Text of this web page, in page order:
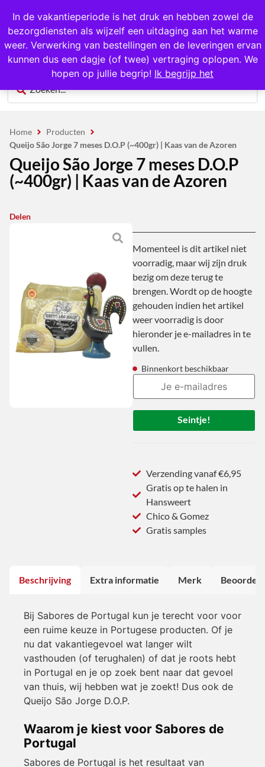
In de vakantieperiode is het druk en hebben zowel de
bezorgdiensten als wijzelf een uitdaging aan het warme
weer. Verwerking van bestellingen en de leveringen ervan
kunnen dus een dagje (of twee) vertraging oplopen. We
hopen op jullie begrip! Ik begrijp het
1000+ producten op voorraad
0
Home
Producten
Queijo São Jorge 7 meses D.O.P (~400gr) | Kaas van de Azoren
Queijo São Jorge 7 meses D.O.P
(~400gr) | Kaas van de Azoren
Delen
Momenteel is dit artikel niet
voorradig, maar wij zijn druk
bezig om deze terug te
brengen. Wordt op de hoogte
gehouden indien het artikel
weer voorradig is door
hieronder je e-mailadres in te
vullen.
Binnenkort beschikbaar
Seintje!
Verzending vanaf €6,95
Gratis op te halen in
Hansweert
Chico & Gomez
Gratis samples
Beschrijving Extra informatie Merk
Bij Sabores de Portugal kun je terecht voor voor
een ruime keuze in Portugese producten. Of je
nu dat vakantiegevoel wat langer wilt
vasthouden (of terughalen) of dat je roots hebt
in Portugal en je op zoek bent naar dat gevoel
van thuis, wij hebben wat je zoekt! Dus ook de
Queijo São Jorge D.O.P.
Waarom je kiest voor Sabores de
Portugal
Sabores de Portugal is het resultaat van